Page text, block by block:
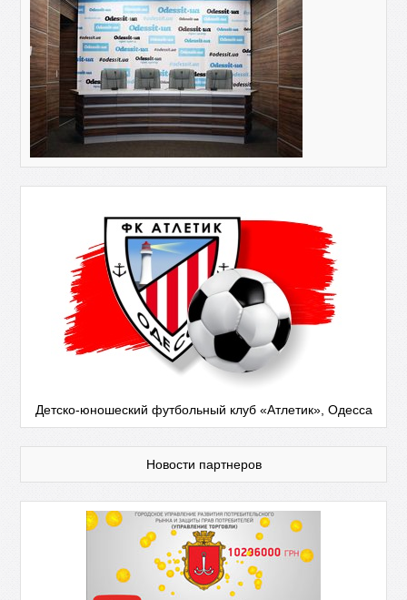
Детско-юношеский футбольный клуб «Атлетик», Одесса
Новости партнеров